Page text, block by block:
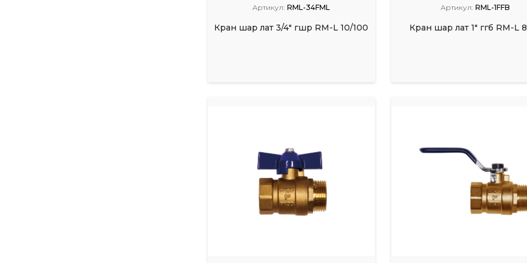
Артикул: RML-34FML
Кран шар лат 3/4" гшр RM-L 10/100
Артикул: RML-1FFB
Кран шар лат 1" ггб RM-L